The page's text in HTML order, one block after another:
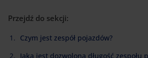
Przejdź do sekcji:
Czym jest zespół pojazdów?
Jaka jest dozwolona długość zespołu